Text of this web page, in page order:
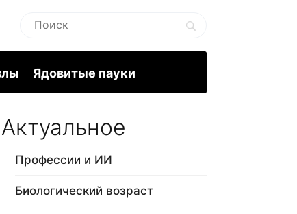
Ядовитые пауки
Актуальное
Профессии и ИИ
Биологический возраст